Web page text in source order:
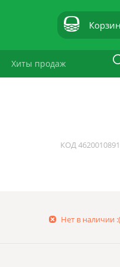
Хиты продаж
КОД
Нет в наличии :(